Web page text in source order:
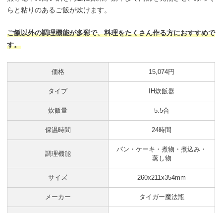
らと粘りのあるご飯が炊けます。
ご飯以外の調理機能が多彩で、料理をたくさん作る方におすすめで
す。
価格 15,074円
タイプ IH炊飯器
炊飯量 5.5合
保温時間 24時間
調理機能
パン・ケーキ・煮物・煮込み・
蒸し物
サイズ 260x211x354mm
メーカー タイガー魔法瓶